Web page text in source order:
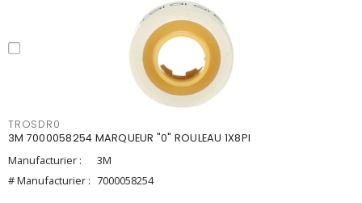
TROSDR0
3M 7000058254 MARQUEUR "0" ROULEAU 1X8PI
Manufacturier :
3M
# Manufacturier : 7000058254